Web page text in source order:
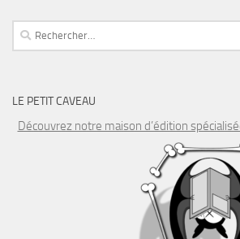
Rechercher :
LE PETIT CAVEAU
Découvrez notre maison d’édition